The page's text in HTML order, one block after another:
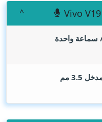
Vivo
3.5 مم